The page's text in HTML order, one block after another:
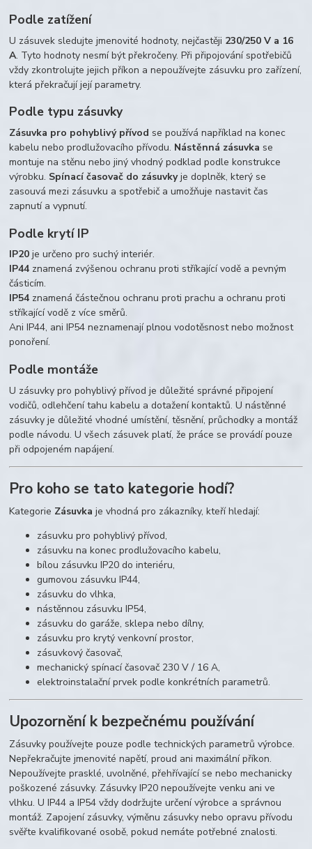
Podle zatížení
U zásuvek sledujte jmenovité hodnoty, nejčastěji 230/250 V a 16
A. Tyto hodnoty nesmí být překročeny. Při připojování spotřebičů
vždy zkontrolujte jejich příkon a nepoužívejte zásuvku pro zařízení,
která překračují její parametry.
Podle typu zásuvky
Zásuvka pro pohyblivý přívod se používá například na konec
kabelu nebo prodlužovacího přívodu. Nástěnná zásuvka se
montuje na stěnu nebo jiný vhodný podklad podle konstrukce
výrobku. Spínací časovač do zásuvkyje doplněk, který se
zasouvá mezi zásuvku a spotřebič a umožňuje nastavit čas
zapnutí a vypnutí.
Podle krytí IP
IP20 je určeno pro suchý interiér.
IP44 znamená zvýšenou ochranu proti stříkající vodě a pevným
částicím.
IP54 znamená částečnou ochranu proti prachu a ochranu proti
stříkající vodě z více směrů.
Ani IP44, ani IP54 neznamenají plnou vodotěsnost nebo možnost
ponoření.
Podle montáže
U zásuvky pro pohyblivý přívod je důležité správné připojení
vodičů, odlehčení tahu kabelu a dotažení kontaktů. U nástěnné
zásuvky je důležité vhodné umístění, těsnění, průchodky a montáž
podle návodu. U všech zásuvek platí, že práce se provádí pouze
při odpojeném napájení.
Pro koho se tato kategorie hodí?
Kategorie Zásuvka je vhodná pro zákazníky, kteří hledají:
zásuvku pro pohyblivý přívod,
zásuvku na konec prodlužovacího kabelu,
bílou zásuvku IP20 do interiéru,
gumovou zásuvku IP44,
zásuvku do vlhka,
nástěnnou zásuvku IP54,
zásuvku do garáže, sklepa nebo dílny,
zásuvku pro krytý venkovní prostor,
zásuvkový časovač,
mechanický spínací časovač 230 V / 16 A,
elektroinstalační prvek podle konkrétních parametrů.
Upozornění k bezpečnému používání
Zásuvky používejte pouze podle technických parametrů výrobce.
Nepřekračujte jmenovité napětí, proud ani maximální příkon.
Nepoužívejte prasklé, uvolněné, přehřívající se nebo mechanicky
poškozené zásuvky. Zásuvky IP20 nepoužívejte venku ani ve
vlhku. U IP44 a IP54 vždy dodržujte určení výrobce a správnou
montáž. Zapojení zásuvky, výměnu zásuvky nebo opravu přívodu
svěřte kvalifikované osobě, pokud nemáte potřebné znalosti.